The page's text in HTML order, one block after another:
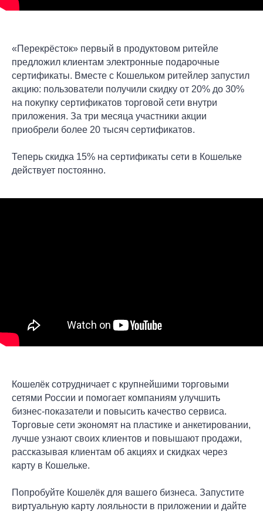
«Перекрёсток» первый в продуктовом ритейле
предложил клиентам электронные подарочные
сертификаты. Вместе с Кошельком ритейлер запустил
акцию: пользователи получили скидку от 20% до 30%
на покупку сертификатов торговой сети внутри
приложения. За три месяца участники акции
приобрели более 20 тысяч сертификатов.
Теперь скидка 15% на сертификаты сети в Кошельке
действует постоянно.
Кошелёк сотрудничает с крупнейшими торговыми
сетями России и помогает компаниям улучшить
бизнес-показатели и повысить качество сервиса.
Торговые сети экономят на пластике и анкетировании,
лучше узнают своих клиентов и повышают продажи,
рассказывая клиентам об акциях и скидках через
карту в Кошельке.
Попробуйте Кошелёк для вашего бизнеса. Запустите
виртуальную карту лояльности в приложении и дайте